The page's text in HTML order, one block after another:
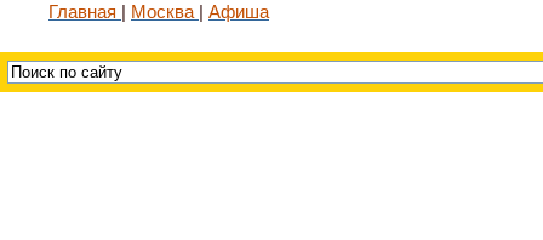
Главная Москва Афиша